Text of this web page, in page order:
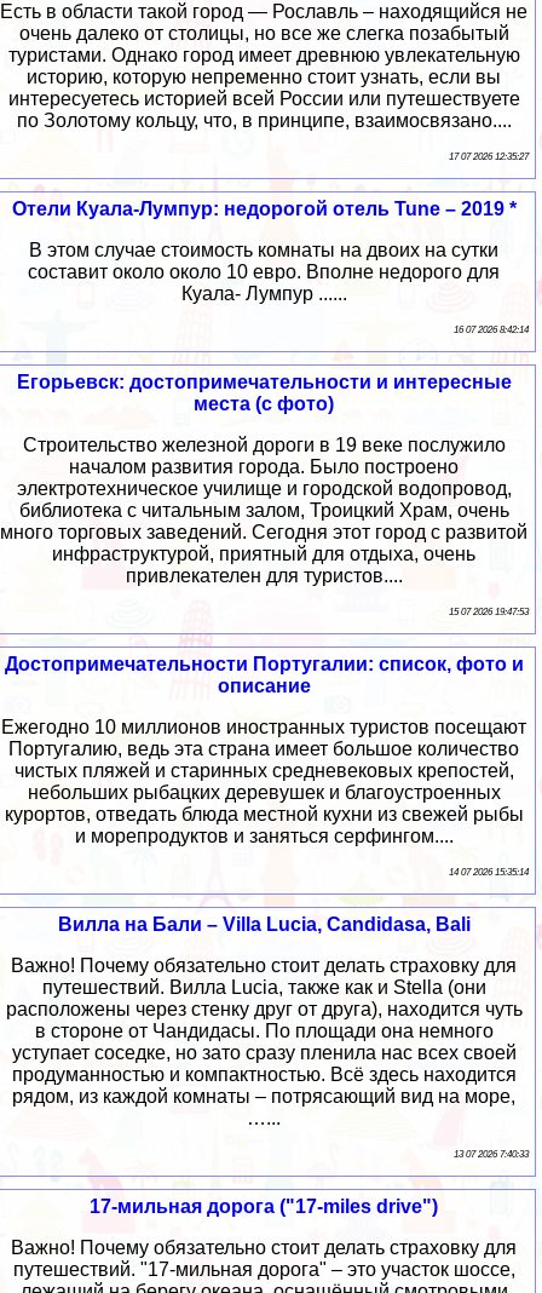
Есть в области такой город — Рославль – находящийся не
очень далеко от столицы, но все же слегка позабытый
туристами. Однако город имеет древнюю увлекательную
историю, которую непременно стоит узнать, если вы
интересуетесь историей всей России или путешествуете
по Золотому кольцу, что, в принципе, взаимосвязано....
17 07 2026 12:35:27
Отели Куала-Лумпур: недорогой отель Tune – 2019 *
В этом случае стоимость комнаты на двоих на сутки
составит около около 10 евро. Вполне недорого для
Куала- Лумпур ......
16 07 2026 8:42:14
Егорьевск: достопримечательности и интересные
места (с фото)
Строительство железной дороги в 19 веке послужило
началом развития города. Было построено
электротехническое училище и городской водопровод,
библиотека с читальным залом, Троицкий Храм, очень
много торговых заведений. Сегодня этот город с развитой
инфраструктурой, приятный для отдыха, очень
привлекателен для туристов....
15 07 2026 19:47:53
Достопримечательности Португалии: список, фото и
описание
Ежегодно 10 миллионов иностранных туристов посещают
Португалию, ведь эта страна имеет большое количество
чистых пляжей и старинных средневековых крепостей,
небольших рыбацких деревушек и благоустроенных
курортов, отведать блюда местной кухни из свежей рыбы
и морепродуктов и заняться серфингом....
14 07 2026 15:35:14
Вилла на Бали – Villa Lucia, Candidasa, Bali
Важно! Почему обязательно стоит делать страховку для
путешествий. Вилла Lucia, также как и Stella (они
расположены через стенку друг от друга), находится чуть
в стороне от Чандидасы. По площади она немного
уступает соседке, но зато сразу пленила нас всех своей
продуманностью и компактностью. Всё здесь находится
рядом, из каждой комнаты – потрясающий вид на море,
…...
13 07 2026 7:40:33
17-мильная дорога ("17-miles drive")
Важно! Почему обязательно стоит делать страховку для
путешествий. "17-мильная дорога" – это участок шоссе,